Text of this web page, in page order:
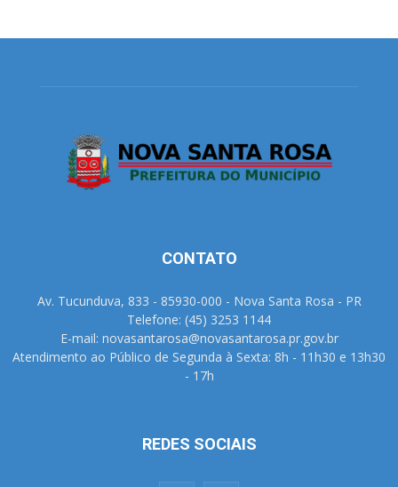
CONTATO
Av. Tucunduva, 833 - 85930-000 - Nova Santa Rosa - PR
Telefone: (45) 3253 1144
E-mail: novasantarosa@novasantarosa.pr.gov.br
Atendimento ao Público de Segunda à Sexta: 8h - 11h30 e 13h30
- 17h
REDES SOCIAIS